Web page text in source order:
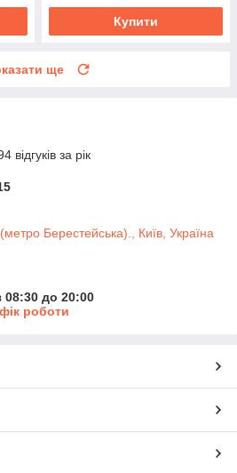
Купити
ще
відгуків за рік
Берестейська)., Київ, Україна
08:30 до 20:00
роботи